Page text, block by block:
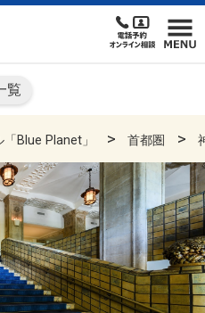
覧
Blue Planet」 首都圏